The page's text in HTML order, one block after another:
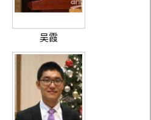
吴霞